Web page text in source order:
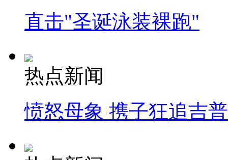
直击"圣诞泳装裸跑"
热点新闻
愤怒母象 携子狂追吉